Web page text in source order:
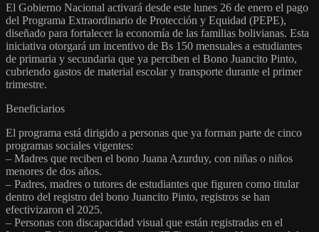
El Gobierno Nacional activará desde este lunes 26 de enero el pago
del Programa Extraordinario de Protección y Equidad (PEPE),
diseñado para fortalecer la economía de las familias bolivianas. Esta
iniciativa otorgará un incentivo de Bs 150 mensuales a estudiantes
de primaria y secundaria que ya perciben el Bono Juancito Pinto,
cubriendo gastos de material escolar y transporte durante el primer
trimestre.
Beneficiarios
El programa está dirigido a personas que ya forman parte de cinco
programas sociales vigentes:
– Madres que reciben el bono Juana Azurduy, con niñas o niños
menores de dos años.
– Padres, madres o tutores de estudiantes que figuren como titular
dentro del registro del bono Juancito Pinto, registros se han
efectivizaron el 2025.
– Personas con discapacidad visual que están registradas en el